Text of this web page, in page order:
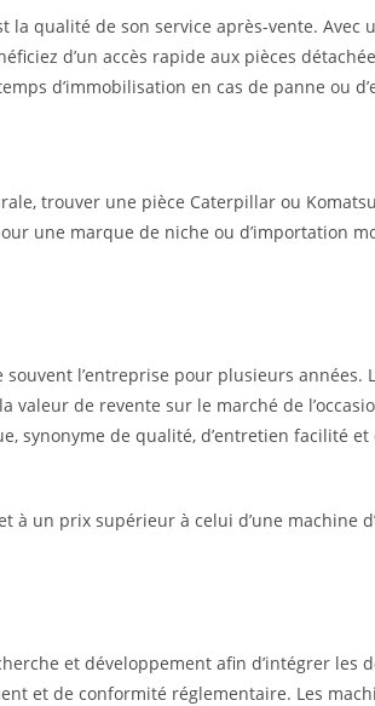
la qualité de son service après-vente. Avec
d’un accès rapide aux pièces
d’immobilisation en cas de panne ou
trouver une pièce Caterpillar ou
une marque de niche ou d’importation
l’entreprise pour plusieurs années.
de revente sur le marché de
synonyme de qualité, d’entretien facilité et
à un prix supérieur à celui d’une machine
et développement afin d’intégrer les
et de conformité réglementaire. Les